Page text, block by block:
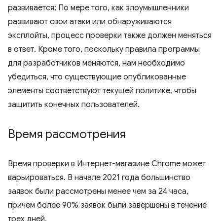
развивается; По мере того, как злоумышленники
развивают свои атаки или обнаруживаются
эксплойты, процесс проверки также должен меняться
в ответ. Кроме того, поскольку правила программы
для разработчиков меняются, нам необходимо
убедиться, что существующие опубликованные
элементы соответствуют текущей политике, чтобы
защитить конечных пользователей.
Время рассмотрения
Время проверки в Интернет-магазине Chrome может
варьироваться. В начале 2021 года большинство
заявок были рассмотрены менее чем за 24 часа,
причем более 90% заявок были завершены в течение
трех дней.